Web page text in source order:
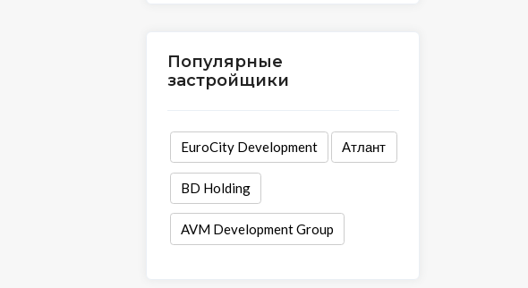
Популярные
застройщики
EuroCity Development Атлант
BD Holding
AVM Development Group